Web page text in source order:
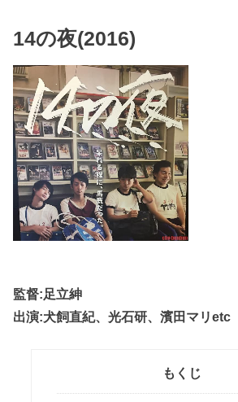
14の夜(2016)
監督:足立紳
出演:犬飼直紀、光石研、濱田マリetc
もくじ